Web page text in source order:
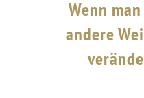
Wenn
andere